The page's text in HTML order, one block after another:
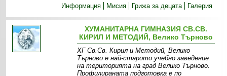
Информация
Мисия Грижа за децата Галерия
ХУМАНИТАРНА ГИМНАЗИЯ СВ.СВ.
КИРИЛ И МЕТОДИЙ, Велико Търново
ХГ Св.Св. Кирил и Методий, Велико
Търново е най-старото учебно заведение
на територията на град Велико Търново.
Профилираната подготовка е по